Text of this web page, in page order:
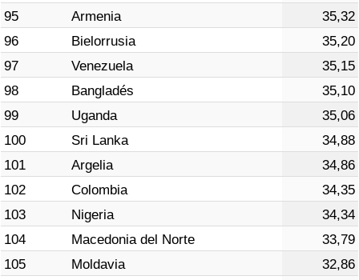
95
Armenia
35,32
96
Bielorrusia
35,20
97
Venezuela
35,15
98
Bangladés
35,10
99
Uganda
35,06
100
Sri Lanka
34,88
101
Argelia
34,86
102
Colombia
34,35
103
Nigeria
34,34
104
Macedonia del Norte
33,79
105
Moldavia
32,86